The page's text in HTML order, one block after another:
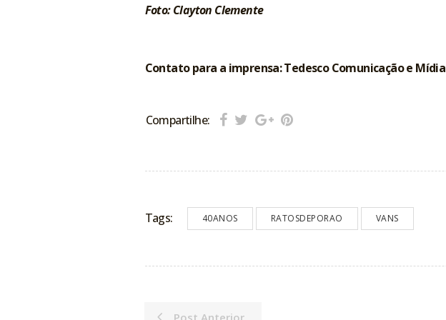
Foto: Clayton Clemente
Contato para a imprensa: Tedesco Comunicação e Mídia
Compartilhe:
Tags: 40ANOS RATOSDEPORAO VANS
Post Anterior